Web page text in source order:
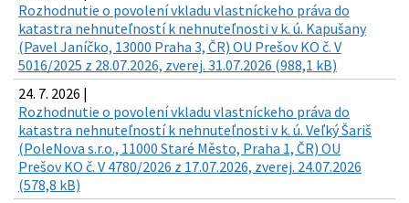
Rozhodnutie o povolení vkladu vlastníckeho práva do
katastra nehnuteľností k nehnuteľnosti v k. ú. Kapušany
(Pavel Janíčko, 13000 Praha 3, ČR) OU Prešov KO č. V
5016/2025 z 28.07.2026, zverej. 31.07.2026 (988,1 kB)
24. 7. 2026 |
Rozhodnutie o povolení vkladu vlastníckeho práva do
katastra nehnuteľností k nehnuteľnosti v k. ú. Veľký Šariš
(PoleNova s.r.o., 11000 Staré Město, Praha 1, ČR) OU
Prešov KO č. V 4780/2026 z 17.07.2026, zverej. 24.07.2026
(578,8 kB)